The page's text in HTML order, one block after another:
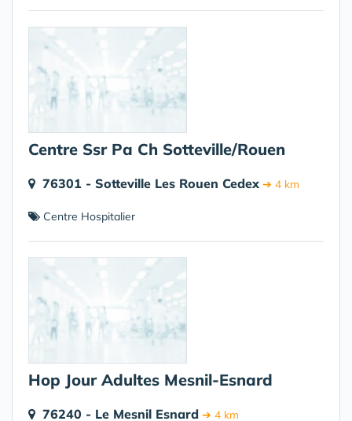
Centre Ssr Pa Ch Sotteville/Rouen
76301 - Sotteville Les Rouen Cedex ➔ 4 km
Centre Hospitalier
Hop Jour Adultes Mesnil-Esnard
76240 - Le Mesnil Esnard ➔ 4 km